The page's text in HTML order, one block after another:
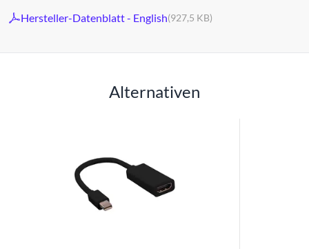
Hersteller-Datenblatt - English(927,5 KB)
Alternativen